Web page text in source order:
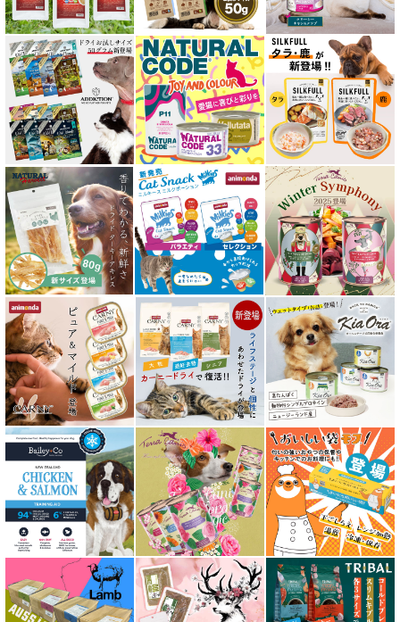
水分補給用ウェットフード for CAT
特集 穀物不使用 キャットフード（ドライ）
エアドライ キャットフード
フリーズドライ キャットフード
おやつ全アイテム
素材そのまま
アイファクトリーおやつ
アタスキャット Aatas Cat
アディクション Addiction
アニモンダ ANIMONDA
アマノヴァ Amanova
アルモネイチャー almo nature
アンブロシア AMBROSIA
アートゥー AATU